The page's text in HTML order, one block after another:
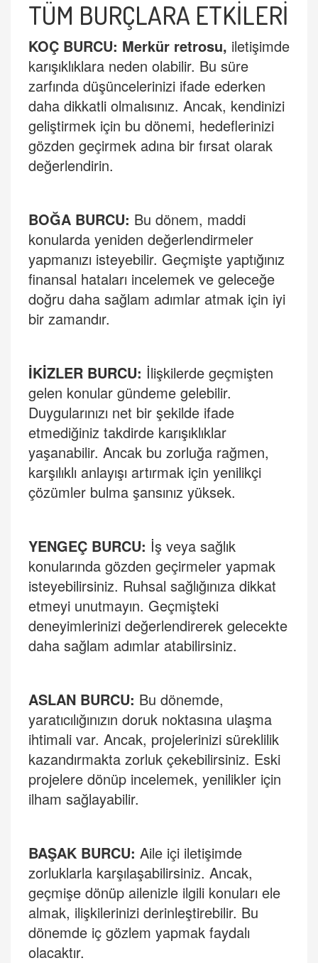
TÜM BURÇLARA ETKİLERİ
KOÇ BURCU: Merkür retrosu, iletişimde
karışıklıklara neden olabilir. Bu süre
zarfında düşüncelerinizi ifade ederken
daha dikkatli olmalısınız. Ancak, kendinizi
geliştirmek için bu dönemi, hedeflerinizi
gözden geçirmek adına bir fırsat olarak
değerlendirin.
BOĞA BURCU: Bu dönem, maddi
konularda yeniden değerlendirmeler
yapmanızı isteyebilir. Geçmişte yaptığınız
finansal hataları incelemek ve geleceğe
doğru daha sağlam adımlar atmak için iyi
bir zamandır.
İKİZLER BURCU: İlişkilerde geçmişten
gelen konular gündeme gelebilir.
Duygularınızı net bir şekilde ifade
etmediğiniz takdirde karışıklıklar
yaşanabilir. Ancak bu zorluğa rağmen,
karşılıklı anlayışı artırmak için yenilikçi
çözümler bulma şansınız yüksek.
YENGEÇ BURCU: İş veya sağlık
konularında gözden geçirmeler yapmak
isteyebilirsiniz. Ruhsal sağlığınıza dikkat
etmeyi unutmayın. Geçmişteki
deneyimlerinizi değerlendirerek gelecekte
daha sağlam adımlar atabilirsiniz.
ASLAN BURCU: Bu dönemde,
yaratıcılığınızın doruk noktasına ulaşma
ihtimali var. Ancak, projelerinizi süreklilik
kazandırmakta zorluk çekebilirsiniz. Eski
projelere dönüp incelemek, yenilikler için
ilham sağlayabilir.
BAŞAK BURCU: Aile içi iletişimde
zorluklarla karşılaşabilirsiniz. Ancak,
geçmişe dönüp ailenizle ilgili konuları ele
almak, ilişkilerinizi derinleştirebilir. Bu
dönemde iç gözlem yapmak faydalı
olacaktır.